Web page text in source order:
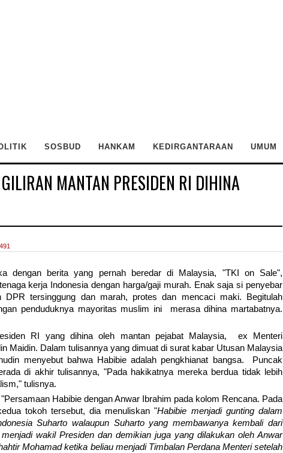
SOSBUD HANKAM KEDIRGANTARAAN UMUM
MANTAN PRESIDEN RI DIHINA
dengan berita yang pernah beredar di Malaysia, "TKI on Sale",
kerja Indonesia dengan harga/gaji murah. Enak saja si penyebar
DPR tersinggung dan marah, protes dan mencaci maki. Begitulah
penduduknya mayoritas muslim ini merasa dihina martabatnya.
RI yang dihina oleh mantan pejabat Malaysia, ex Menteri
Maidin. Dalam tulisannya yang dimuat di surat kabar Utusan Malaysia
menyebut bahwa Habibie adalah pengkhianat bangsa. Puncak
di akhir tulisannya, "Pada hakikatnya mereka berdua tidak lebih
tulisnya.
Habibie dengan Anwar Ibrahim pada kolom Rencana. Pada
tokoh tersebut, dia menuliskan "Habibie menjadi gunting dalam
Suharto walaupun Suharto yang membawanya kembali dari
wakil Presiden dan demikian juga yang dilakukan oleh Anwar
Mohamad ketika beliau menjadi Timbalan Perdana Menteri setelah